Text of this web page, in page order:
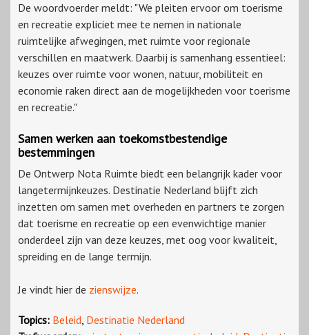
De woordvoerder meldt: "We pleiten ervoor om toerisme
en recreatie expliciet mee te nemen in nationale
ruimtelijke afwegingen, met ruimte voor regionale
verschillen en maatwerk. Daarbij is samenhang essentieel:
keuzes over ruimte voor wonen, natuur, mobiliteit en
economie raken direct aan de mogelijkheden voor toerisme
en recreatie."
Samen werken aan toekomstbestendige
bestemmingen
De Ontwerp Nota Ruimte biedt een belangrijk kader voor
langetermijnkeuzes. Destinatie Nederland blijft zich
inzetten om samen met overheden en partners te zorgen
dat toerisme en recreatie op een evenwichtige manier
onderdeel zijn van deze keuzes, met oog voor kwaliteit,
spreiding en de lange termijn.
Je vindt hier de zienswijze.
Topics: Beleid, Destinatie Nederland